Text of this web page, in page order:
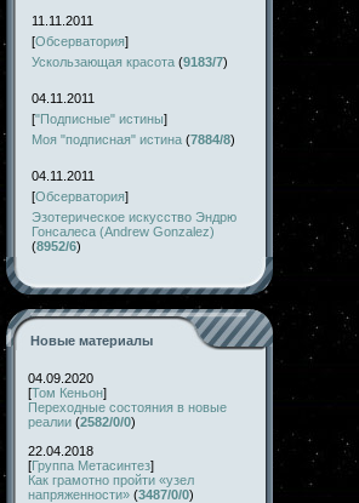
11.11.2011
[Обсерватория]
Ускользающая красота (9183/7)
04.11.2011
["Подписные" истины]
Моя "подписная" истина (7884/8)
04.11.2011
[Обсерватория]
Эзотерическое искусство Эндрю
Гонсалеса (Andrew Gonzalez)
(8952/6)
Новые материалы
04.09.2020
[Том Кеньон]
Переходные состояния в новые
реалии (2582/0/0)
22.04.2018
[Группа Метасинтез]
Как грамотно пройти «узел
напряженности» (3487/0/0)